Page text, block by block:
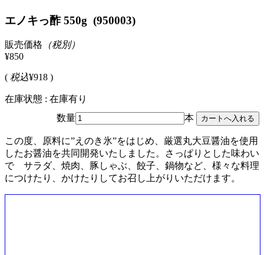
エノキっ酢 550g (950003)
販売価格 （税別）
¥850
( 税込¥918 )
在庫状態 : 在庫有り
数量
本
この度、原料に”えのき氷”をはじめ、厳選丸大豆醤油を使用
したお醤油を共同開発いたしました。さっぱりとした味わい
で サラダ、焼肉、豚しゃぶ、餃子、鍋物など、様々な料理
につけたり、かけたりしてお召し上がりいただけます。